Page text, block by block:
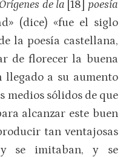
Orígenes de la [18] poesía
(dice) «fue el siglo
la poesía castellana,
de florecer la buena
llegado a su aumento
medios sólidos de que
alcanzar este buen
tan ventajosas
y se imitaban, y se